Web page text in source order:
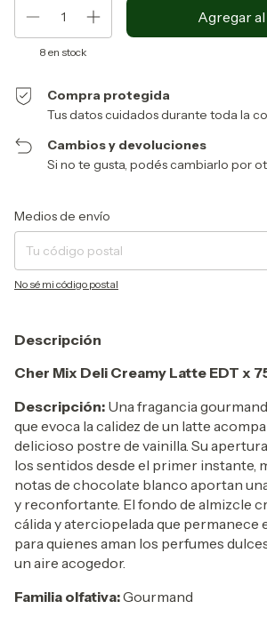
8 en stock
Compra protegida
Tus datos cuidados durante toda la
Cambios y devoluciones
Si no te gusta, podés cambiarlo por
Entregas para el CP:
Medios de envío
No sé mi código postal
Descripción
Cher Mix Deli Creamy Latte EDT x
Descripción: Una fragancia
que evoca la calidez de un latte
delicioso postre de vainilla. Su
los sentidos desde el primer instante,
notas de chocolate blanco aportan
y reconfortante. El fondo de almizcle
cálida y aterciopelada que permanece
para quienes aman los perfumes
un aire acogedor.
Familia olfativa:Gourmand